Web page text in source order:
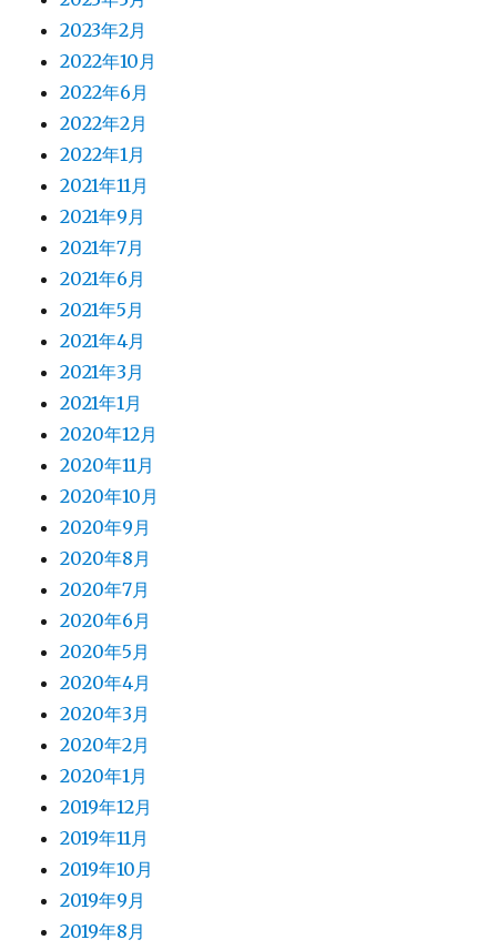
2023年2月
2022年10月
2022年6月
2022年2月
2022年1月
2021年11月
2021年9月
2021年7月
2021年6月
2021年5月
2021年4月
2021年3月
2021年1月
2020年12月
2020年11月
2020年10月
2020年9月
2020年8月
2020年7月
2020年6月
2020年5月
2020年4月
2020年3月
2020年2月
2020年1月
2019年12月
2019年11月
2019年10月
2019年9月
2019年8月